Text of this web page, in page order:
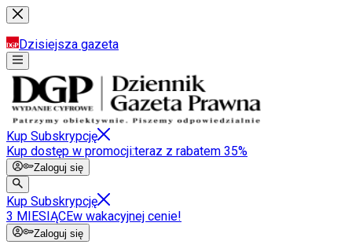
Dzisiejsza gazeta
Kup Subskrypcję
Kup dostęp w promocji:teraz z rabatem 35%
Zaloguj się
Kup Subskrypcję
3 MIESIĄCEw wakacyjnej cenie!
Zaloguj się